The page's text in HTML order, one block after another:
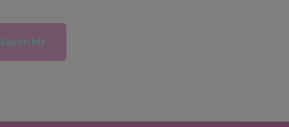
Suscribir